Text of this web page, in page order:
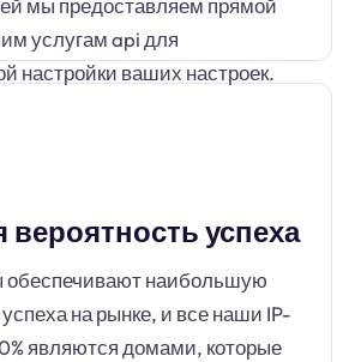
мы предоставляем прямой
услугам api для
настройки ваших настроек.
успеха
обеспечивают наибольшую
на рынке, и все наши IP-
являются домами, которые